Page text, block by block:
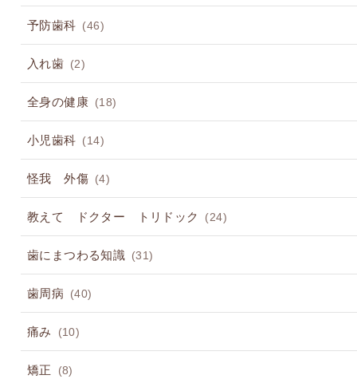
予防歯科 (46)
入れ歯 (2)
全身の健康 (18)
小児歯科 (14)
怪我 外傷 (4)
教えて ドクター トリドック (24)
歯にまつわる知識 (31)
歯周病 (40)
痛み (10)
矯正 (8)